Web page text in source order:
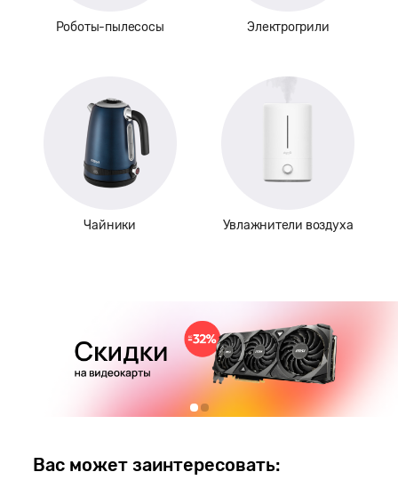
Роботы-пылесосы Электрогрили
Чайники Увлажнители воздуха
Вас может заинтересовать: